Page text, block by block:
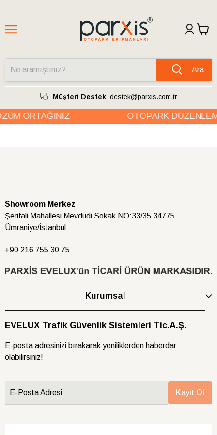
Ara
Müşteri Destek destek@parxis.com.tr
ORTAĞINIZ OTOPARK
Showroom Merkez
Şerifali Mahallesi Mevdudi Sokak NO:33/35 34775
Ümraniye/İstanbul
+90 216 755 30 75
Kurumsal
EVELUX Trafik Güvenlik Sistemleri Tic.A.Ş.
E-posta adresinizi bırakarak yeniliklerden haberdar
olabilirsiniz!
E-Posta Adresi Kayıt Ol